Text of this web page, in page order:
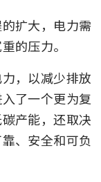
扩大，电力需
的压力。
，以减少排放
了一个更为复
产能，还取决
、安全和可负